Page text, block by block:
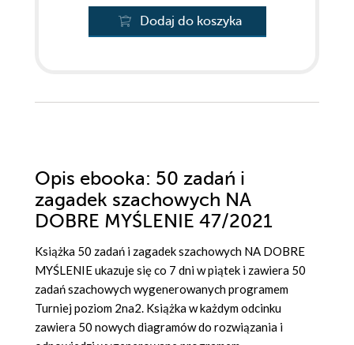
Dodaj do koszyka
Opis ebooka: 50 zadań i
zagadek szachowych NA
DOBRE MYŚLENIE 47/2021
Książka 50 zadań i zagadek szachowych NA DOBRE
MYŚLENIE ukazuje się co 7 dni w piątek i zawiera 50
zadań szachowych wygenerowanych programem
Turniej poziom 2na2. Książka w każdym odcinku
zawiera 50 nowych diagramów do rozwiązania i